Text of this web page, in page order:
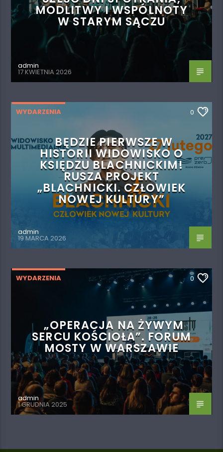
MODLITWY I WSPÓLNOTY
W STARYM SĄCZU
admin
17 KWIETNIA 2026
WYDARZENIA 0
BĘDZIE PIERWSZE W
HISTORII WIDOWISKO O
KSIĘDZU BLACHNICKIM!
RUSZA PROJEKT
„BLACHNICKI. CZŁOWIEK
NOWEJ KULTURY”
admin
19 MARCA 2026
WYDARZENIA 0
„OPERACJA NA ŻYWYM
SERCU KOŚCIOŁA”. FORUM
MOSTY W WARSZAWIE
admin
1 GRUDNIA 2025